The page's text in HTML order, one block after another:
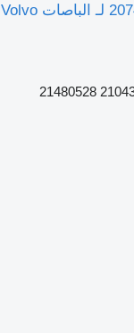
عصا تحكم الهيدروليكية فولفو، تقبيل 20745552 لـ الباصات Volvo